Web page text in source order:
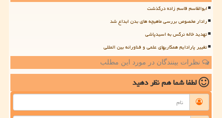
ابوالقاسم قاسم زاده درگذشت
رادار مخصوص بررسی ماهیچه های بدن ابداع شد
تهدید خاله نرگس به اسیدپاشی
تغییر پارادایم همکاریهای علمی و فناورانه بین المللی
نظرات بینندگان در مورد این مطلب
لطفا شما همنظر دهید